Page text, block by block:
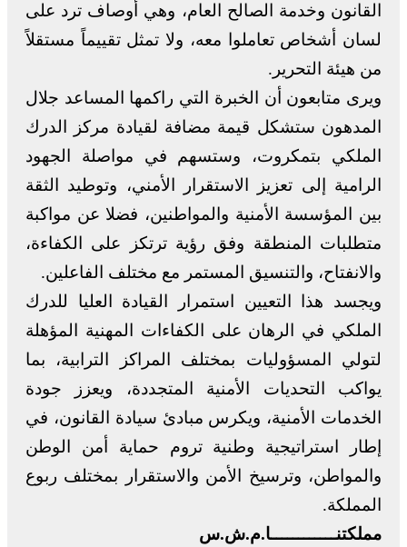
القانون وخدمة الصالح العام، وهي أوصاف ترد على
لسان أشخاص تعاملوا معه، ولا تمثل تقييماً مستقلاً
من هيئة التحرير.
ويرى متابعون أن الخبرة التي راكمها المساعد جلال
المدهون ستشكل قيمة مضافة لقيادة مركز الدرك
الملكي بتمكروت، وستسهم في مواصلة الجهود
الرامية إلى تعزيز الاستقرار الأمني، وتوطيد الثقة
بين المؤسسة الأمنية والمواطنين، فضلا عن مواكبة
متطلبات المنطقة وفق رؤية ترتكز على الكفاءة،
والانفتاح، والتنسيق المستمر مع مختلف الفاعلين.
ويجسد هذا التعيين استمرار القيادة العليا للدرك
الملكي في الرهان على الكفاءات المهنية المؤهلة
لتولي المسؤوليات بمختلف المراكز الترابية، بما
يواكب التحديات الأمنية المتجددة، ويعزز جودة
الخدمات الأمنية، ويكرس مبادئ سيادة القانون، في
إطار استراتيجية وطنية تروم حماية أمن الوطن
والمواطن، وترسيخ الأمن والاستقرار بمختلف ربوع
المملكة.
مملكتنــــــــــــا.م.ش.س